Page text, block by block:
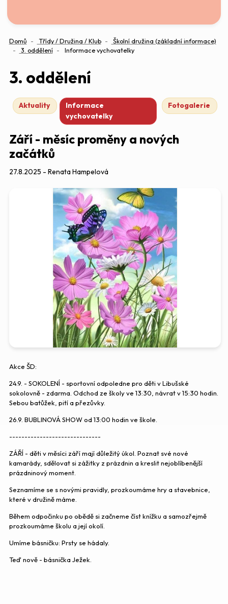
Domů Třídy / Družina / Klub
Školní družina (základní informace)
3. oddělení
Informace vychovatelky
3. oddělení
Aktuality
Informace
vychovatelky
Fotogalerie
Září - měsíc proměny a nových
začátků
27.8.2025 - Renata Hampelová
Akce ŠD:
24.9. - SOKOLENÍ - sportovní odpoledne pro děti v Libušské
sokolovně - zdarma. Odchod ze školy ve 13:30, návrat v 15:30 hodin.
Sebou batůžek, pití a přezůvky.
26.9. BUBLINOVÁ SHOW od 13:00 hodin ve škole.
------------------------------
ZÁŘÍ - děti v měsíci září mají důležitý úkol. Poznat své nové
kamarády, sdělovat si zážitky z prázdnin a kreslit nejoblíbenější
prázdninový moment.
Seznamíme se s novými pravidly, prozkoumáme hry a stavebnice,
které v družině máme.
Během odpočinku po obědě si začneme číst knížku a samozřejmě
prozkoumáme školu a její okolí.
Umíme básničku: Prsty se hádaly.
Teď nově - básnička Ježek.